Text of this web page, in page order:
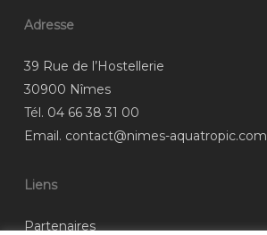
Adresse
39 Rue de l’Hostellerie
30900 Nîmes
Tél. 04 66 38 31 00
Email. contact@nimes-aquatropic.com
Liens
Partenaires